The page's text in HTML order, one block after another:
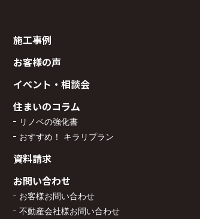
施工事例
お客様の声
イベント・相談会
住まいのコラム
リノベの強化書
おすすめ！ キラリプラン
資料請求
お問い合わせ
お客様お問い合わせ
不動産会社様お問い合わせ